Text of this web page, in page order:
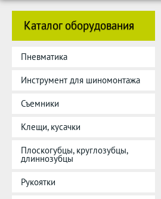
Каталог оборудования
Пневматика
Инструмент для шиномонтажа
Съемники
Клещи, кусачки
Плоскогубцы, круглозубцы,
длиннозубцы
Рукоятки